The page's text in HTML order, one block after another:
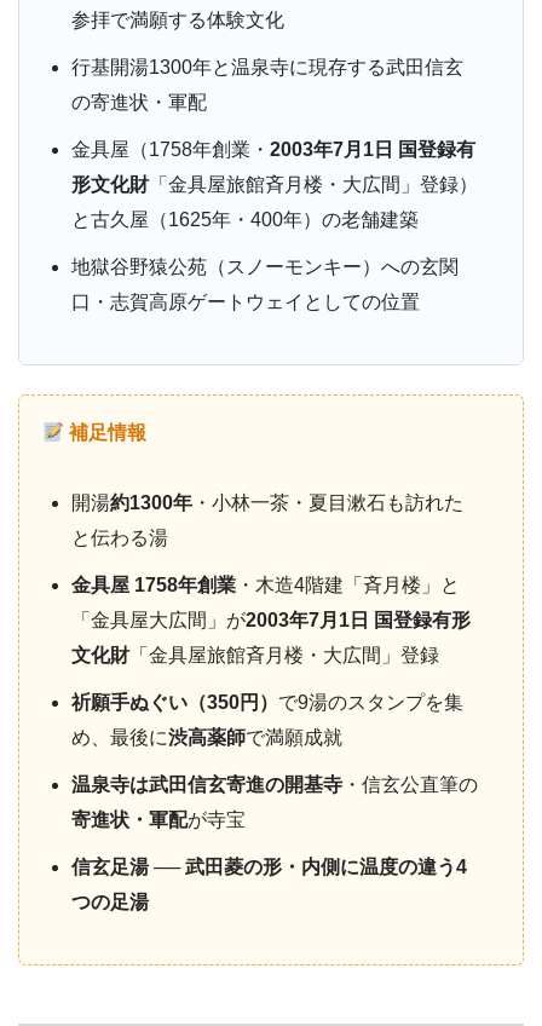
参拝で満願する体験文化
行基開湯1300年と温泉寺に現存する武田信玄
の寄進状・軍配
金具屋（1758年創業・2003年7月1日 国登録有
形文化財「金具屋旅館斉月楼・大広間」登録）
と古久屋（1625年・400年）の老舗建築
地獄谷野猿公苑（スノーモンキー）への玄関
口・志賀高原ゲートウェイとしての位置
補足情報
開湯約1300年 ・小林一茶・夏目漱石も訪れた
と伝わる湯
金具屋 1758年創業 ・木造4階建「斉月楼」と
「金具屋大広間」が2003年7月1日 国登録有形
文化財「金具屋旅館斉月楼・大広間」登録
祈願手ぬぐい（350円） で9湯のスタンプを集
め、最後に渋高薬師で満願成就
温泉寺は武田信玄寄進の開基寺 ・信玄公直筆の
寄進状・軍配が寺宝
信玄足湯 ── 武田菱の形・内側に温度の違う4
つの足湯